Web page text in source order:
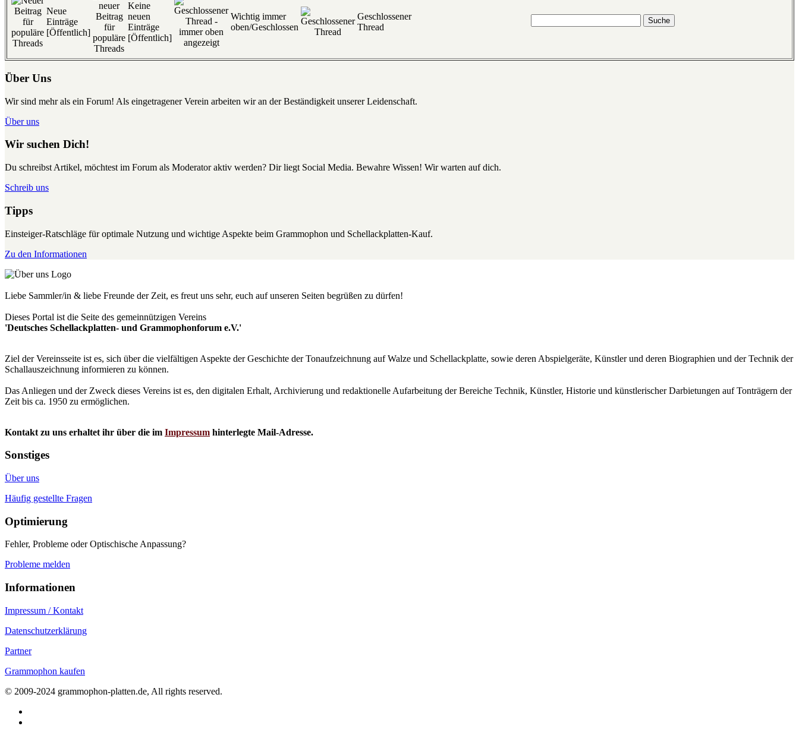
Neue
Einträge
[Öffentlich]
Keine
neuen
Einträge
[Öffentlich]
Wichtig immer
oben/Geschlossen
Geschlossener
Thread
Über Uns
Wir sind mehr als ein Forum! Als eingetragener Verein arbeiten wir an der Beständigkeit unserer Leidenschaft.
Über uns
Wir suchen Dich!
Du schreibst Artikel, möchtest im Forum als Moderator aktiv werden? Dir liegt Social Media. Bewahre Wissen! Wir warten auf dich.
Schreib uns
Tipps
Einsteiger-Ratschläge für optimale Nutzung und wichtige Aspekte beim Grammophon und Schellackplatten-Kauf.
Zu den Informationen
Liebe Sammler/in & liebe Freunde der Zeit, es freut uns sehr, euch auf unseren Seiten begrüßen zu dürfen!
Dieses Portal ist die Seite des gemeinnützigen Vereins
'Deutsches Schellackplatten- und Grammophonforum e.V.'
Ziel der Vereinsseite ist es, sich über die vielfältigen Aspekte der Geschichte der Tonaufzeichnung auf Walze und Schellackplatte, sowie deren Abspielgeräte, Künstler und deren Biographien und der Technik der
Schallauszeichnung informieren zu können.
Das Anliegen und der Zweck dieses Vereins ist es, den digitalen Erhalt, Archivierung und redaktionelle Aufarbeitung der Bereiche Technik, Künstler, Historie und künstlerischer Darbietungen auf Tonträgern der
Zeit bis ca. 1950 zu ermöglichen.
Kontakt zu uns erhaltet ihr über die im Impressum hinterlegte Mail-Adresse.
Sonstiges
Über uns
Häufig gestellte Fragen
Optimierung
Fehler, Probleme oder Optischische Anpassung?
Probleme melden
Informationen
Impressum / Kontakt
Datenschutzerklärung
Partner
Grammophon kaufen
© 2009-2024 grammophon-platten.de, All rights reserved.